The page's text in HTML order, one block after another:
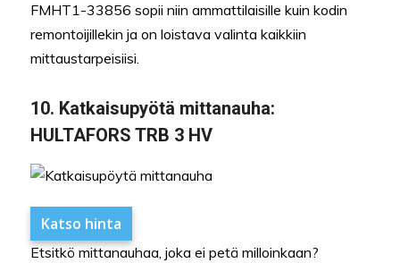
FMHT1-33856 sopii niin ammattilaisille kuin kodin
remontoijillekin ja on loistava valinta kaikkiin
mittaustarpeisiisi.
10. Katkaisupyötä mittanauha:
HULTAFORS TRB 3 HV
Katso hinta
Etsitkö mittanauhaa, joka ei petä milloinkaan?